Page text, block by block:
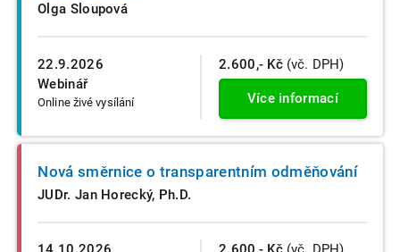
22.9.2026
Webinář
Online živé vysílání
Olga Sloupová
2.600,- Kč (vč. DPH)
Více informací
Nová směrnice o transparentním odměňování
JUDr. Jan Horecký, Ph.D.